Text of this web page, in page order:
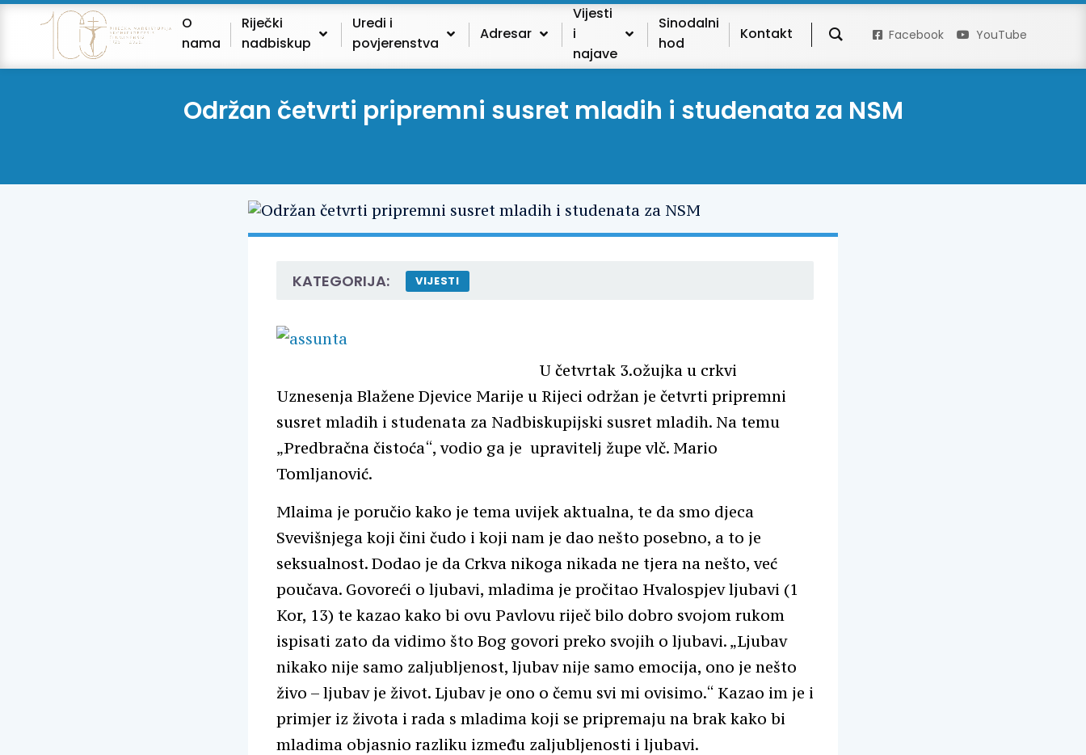
O
nama
Riječki
nadbiskup
Uredi i
povjerenstva
Adresar
Vijesti
i
najave
Sinodalni
hod
Kontakt Facebook YouTube
Održan četvrti pripremni susret mladih i studenata za NSM
KATEGORIJA: VIJESTI
U četvrtak 3.ožujka u crkvi
Uznesenja Blažene Djevice Marije u Rijeci održan je četvrti pripremni
susret mladih i studenata za Nadbiskupijski susret mladih. Na temu
„Predbračna čistoća“, vodio ga je upravitelj župe vlč. Mario
Tomljanović.
Mlaima je poručio kako je tema uvijek aktualna, te da smo djeca
Svevišnjega koji čini čudo i koji nam je dao nešto posebno, a to je
seksualnost. Dodao je da Crkva nikoga nikada ne tjera na nešto, već
poučava. Govoreći o ljubavi, mladima je pročitao Hvalospjev ljubavi (1
Kor, 13) te kazao kako bi ovu Pavlovu riječ bilo dobro svojom rukom
ispisati zato da vidimo što Bog govori preko svojih o ljubavi. „Ljubav
nikako nije samo zaljubljenost, ljubav nije samo emocija, ono je nešto
živo – ljubav je život. Ljubav je ono o čemu svi mi ovisimo.“ Kazao im je i
primjer iz života i rada s mladima koji se pripremaju na brak kako bi
mladima objasnio razliku između zaljubljenosti i ljubavi.